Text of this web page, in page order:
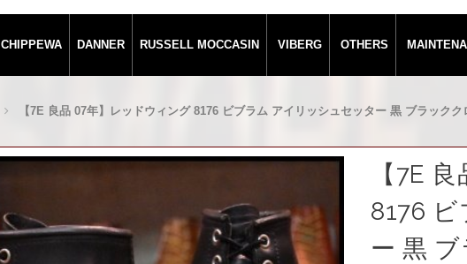
CHIPPEWA DANNER RUSSELL MOCCASIN VIBERG OTHERS
【7E 良品 07年】レッドウィング 8176 ビブラム アイリッシュセッター 黒 ブラック
【7E
8176
ー 黒